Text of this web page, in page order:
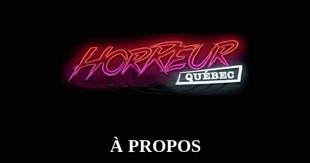
À PROPOS